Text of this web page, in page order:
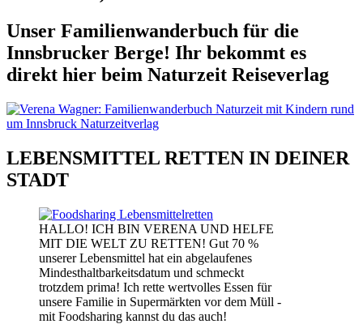
Unser Familienwanderbuch für die
Innsbrucker Berge! Ihr bekommt es
direkt hier beim Naturzeit Reiseverlag
LEBENSMITTEL RETTEN IN DEINER
STADT
HALLO! ICH BIN VERENA UND HELFE
MIT DIE WELT ZU RETTEN! Gut 70 %
unserer Lebensmittel hat ein abgelaufenes
Mindesthaltbarkeitsdatum und schmeckt
trotzdem prima! Ich rette wertvolles Essen für
unsere Familie in Supermärkten vor dem Müll -
mit Foodsharing kannst du das auch!